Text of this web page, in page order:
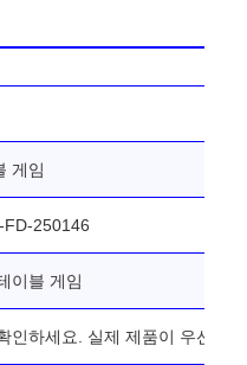
게임
FD-250146
이블 게임
인하세요. 실제 제품이 우선합